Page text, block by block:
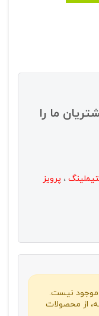
ما را
، پرویز
موجود نیست.
از محصولات